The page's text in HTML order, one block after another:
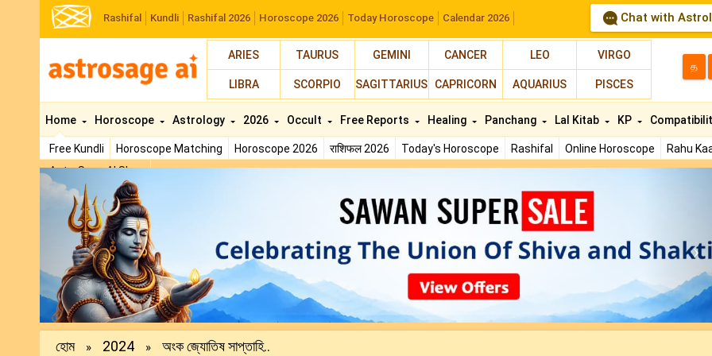
Rashifal Kundli Rashifal 2026 Horoscope 2026 Today Horoscope Calendar 2026 Chat with
ARIES TAURUS GEMINI CANCER LEO VIRGO
LIBRA SCORPIO SAGITTARIUS CAPRICORN AQUARIUS PISCES
த
Home
Free Kundli Horoscope Matching Horoscope 2026 राशिफल 2026 Today's Horoscope Rashifal Online Horoscope Rahu
AstroSage AI Shop
Horoscope Astrology 2026 Occult Free Reports Healing Panchang Lal Kitab KP
Previous
হোম » 2024 » অংক জ্যোতিষ সাপ্তাহি..